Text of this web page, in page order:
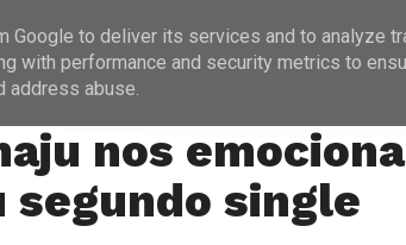
NOTICIAS PROGRAMACIÓN
nos
segundo single
to deliver its services and to analyze
with performance and security metrics to
address abuse.